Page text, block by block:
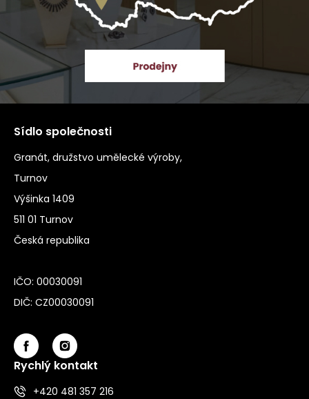
Sídlo společnosti
Granát, družstvo umělecké výroby,
Turnov
Výšinka 1409
511 01 Turnov
Česká republika
IČO: 00030091
DIČ: CZ00030091
Rychlý kontakt
+420 481 357 216